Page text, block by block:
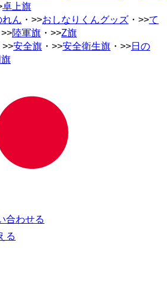
卓上旗
れん ・>>おしなりくんグッズ ・>>て
>>陸軍旗 ・>>Z旗
>>安全旗 ・>>安全衛生旗 ・>>日の
合わせる
る